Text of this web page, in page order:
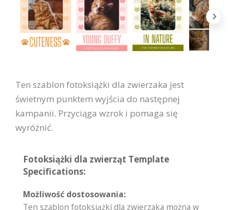
Ten szablon fotoksiążki dla zwierzaka jest
świetnym punktem wyjścia do następnej
kampanii. Przyciąga wzrok i pomaga się
wyróżnić.
Fotoksiążki dla zwierząt Template
Specifications:
Możliwość dostosowania:
Ten szablon fotoksiążki dla zwierzaka można w